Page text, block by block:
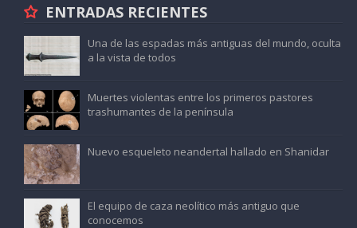
ENTRADAS RECIENTES
Una de las espadas más antiguas del mundo, oculta
a la vista de todos
Muertes violentas entre los primeros pastores
trashumantes de la península
Nuevo esqueleto neandertal hallado en Shanidar
El equipo de caza neolítico más antiguo que
conocemos